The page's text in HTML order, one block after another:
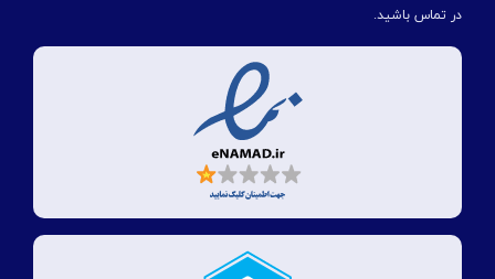
در تماس باشید.